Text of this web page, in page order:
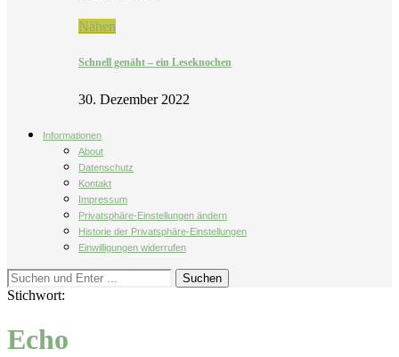
Nähen
Schnell genäht – ein Leseknochen
30. Dezember 2022
Informationen
About
Datenschutz
Kontakt
Impressum
Privatsphäre-Einstellungen ändern
Historie der Privatsphäre-Einstellungen
Einwilligungen widerrufen
Suchen
Stichwort:
Echo